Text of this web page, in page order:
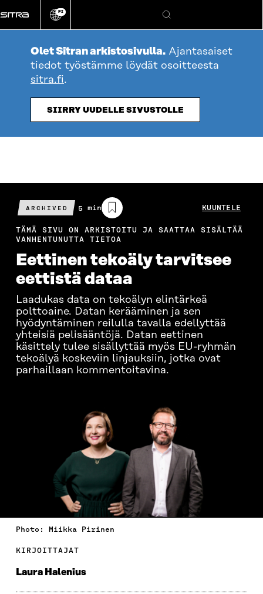
suoraan
sisältöön
Vaihda
kieli
FI
Hae
Olet Sitran arkistosivulla. Ajantasaiset
tiedot työstämme löydät osoitteesta
sitra.fi.
SIIRRY UUDELLE SIVUSTOLLE
ARCHIVED
Arvioitu
lukuaika
5 min KUUNTELE
TÄMÄ SIVU ON ARKISTOITU JA SAATTAA SISÄLTÄÄ
VANHENTUNUTTA TIETOA
Eettinen tekoäly tarvitsee
eettistä dataa
Laadukas data on tekoälyn elintärkeä
polttoaine. Datan kerääminen ja sen
hyödyntäminen reilulla tavalla edellyttää
yhteisiä pelisääntöjä. Datan eettinen
käsittely tulee sisällyttää myös EU-ryhmän
tekoälyä koskeviin linjauksiin, jotka ovat
parhaillaan kommentoitavina.
Photo: Miikka Pirinen
KIRJOITTAJAT
Laura Halenius